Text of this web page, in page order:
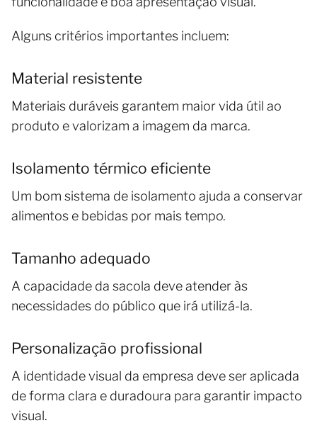
Alguns critérios importantes incluem:
Material resistente
Materiais duráveis garantem maior vida útil ao
produto e valorizam a imagem da marca.
Isolamento térmico eficiente
Um bom sistema de isolamento ajuda a conservar
alimentos e bebidas por mais tempo.
Tamanho adequado
A capacidade da sacola deve atender às
necessidades do público que irá utilizá-la.
Personalização profissional
A identidade visual da empresa deve ser aplicada
de forma clara e duradoura para garantir impacto
visual.